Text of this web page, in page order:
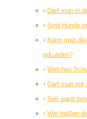
Darf man in
Sind Hunde
Kann man
erkunden?
Welches
Darf man mit
Seit wann
Wie heißen